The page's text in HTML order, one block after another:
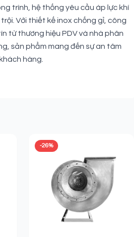
trình, hệ thống yêu cầu áp lực khí
Với thiết kế inox chống gỉ, công
từ thương hiệu PDV và nhà phân
sản phẩm mang đến sự an tâm
hàng.
-26%